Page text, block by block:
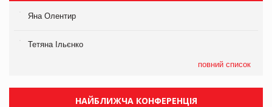
Яна Олентир
Тетяна Ільєнко
повний список
НАЙБЛИЖЧА КОНФЕРЕНЦІЯ